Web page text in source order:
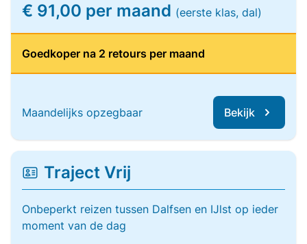
€ 91,00 per maand (eerste klas, dal)
Goedkoper na 2 retours per maand
Maandelijks opzegbaar Bekijk
Traject Vrij
Onbeperkt reizen tussen Dalfsen en IJlst op ieder
moment van de dag